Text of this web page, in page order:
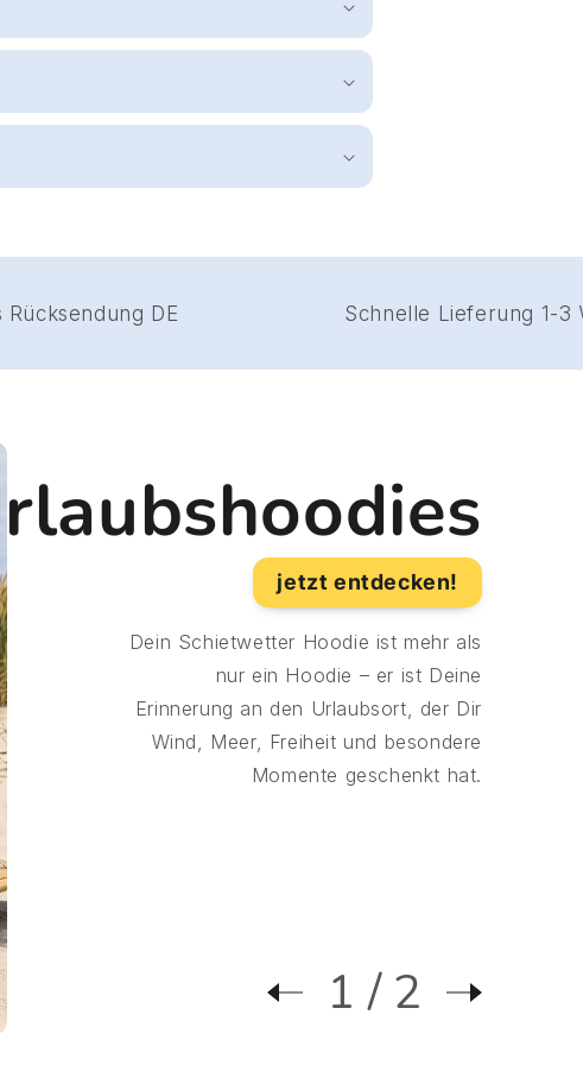
Schnelle
Gratis Rücksendung DE
jetzt entdecken!
Dein Schietwetter Hoodie ist mehr als
nur ein Hoodie – er ist Deine
Erinnerung an den Urlaubsort, der Dir
Wind, Meer, Freiheit und besondere
Momente geschenkt hat.
1 2